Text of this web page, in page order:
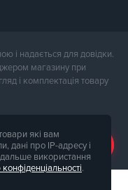
і надається для довідки.
магазину при
і комплектація товару
2770105454.
. Публічна оферта
які вам
дані про IP-адресу і
використання
.